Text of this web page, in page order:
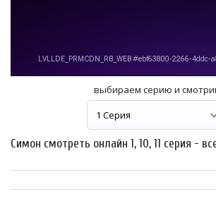
выбираем серию и
Симон смотреть онлайн 1, 10, 11 серия -